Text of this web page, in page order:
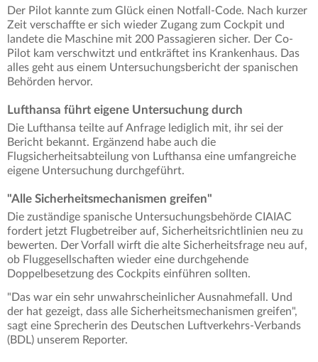
Der Pilot kannte zum Glück einen Notfall-Code. Nach kurzer
Zeit verschaffte er sich wieder Zugang zum Cockpit und
landete die Maschine mit 200 Passagieren sicher. Der Co-
Pilot kam verschwitzt und entkräftet ins Krankenhaus. Das
alles geht aus einem Untersuchungsbericht der spanischen
Behörden hervor.
Lufthansa führt eigene Untersuchung durch
Die Lufthansa teilte auf Anfrage lediglich mit, ihr sei der
Bericht bekannt. Ergänzend habe auch die
Flugsicherheitsabteilung von Lufthansa eine umfangreiche
eigene Untersuchung durchgeführt.
"Alle Sicherheitsmechanismen greifen"
Die zuständige spanische Untersuchungsbehörde CIAIAC
fordert jetzt Flugbetreiber auf, Sicherheitsrichtlinien neu zu
bewerten. Der Vorfall wirft die alte Sicherheitsfrage neu auf,
ob Fluggesellschaften wieder eine durchgehende
Doppelbesetzung des Cockpits einführen sollten.
"Das war ein sehr unwahrscheinlicher Ausnahmefall. Und
der hat gezeigt, dass alle Sicherheitsmechanismen greifen",
sagt eine Sprecherin des Deutschen Luftverkehrs-Verbands
(BDL) unserem Reporter.